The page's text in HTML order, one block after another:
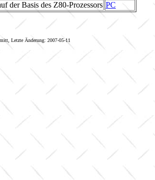
der Basis des Z80-Prozessors PC
Letzte Änderung: 2007-05-11